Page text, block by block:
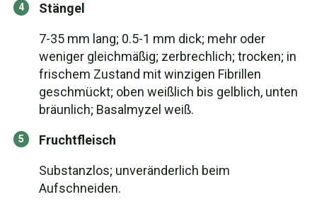
Stängel
7-35 mm lang; 0.5-1 mm dick; mehr oder
weniger gleichmäßig; zerbrechlich; trocken; in
frischem Zustand mit winzigen Fibrillen
geschmückt; oben weißlich bis gelblich, unten
bräunlich; Basalmyzel weiß.
Fruchtfleisch
Substanzlos; unveränderlich beim
Aufschneiden.